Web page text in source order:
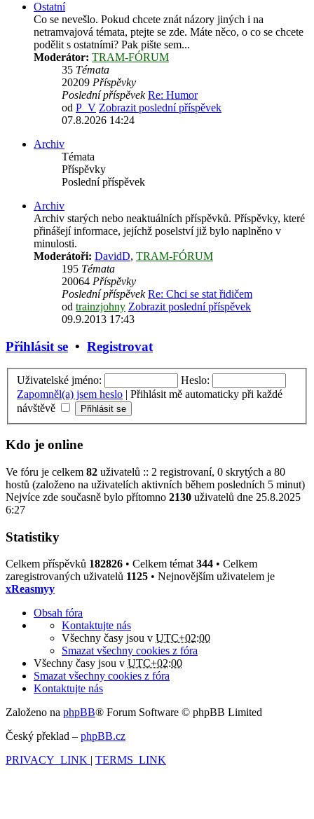
Ostatní
Co se nevešlo. Pokud chcete znát názory jiných i na
netramvajová témata, ptejte se zde. Máte něco, o co se chcete
podělit s ostatními? Pak pište sem...
Moderátor: TRAM-FÓRUM
35 Témata
20209 Příspěvky
Poslední příspěvek Re: Humor
od P_V Zobrazit poslední příspěvek
07.8.2026 14:24
Archiv
Témata
Příspěvky
Poslední příspěvek
Archiv
Archiv starých nebo neaktuálních příspěvků. Příspěvky, které
přinášejí informace, jejíchž poselství již bylo naplněno v
minulosti.
Moderátoři: DavidD, TRAM-FÓRUM
195 Témata
20064 Příspěvky
Poslední příspěvek Re: Chci se stat řidičem
od trainzjohny Zobrazit poslední příspěvek
09.9.2013 17:43
Přihlásit se • Registrovat
Uživatelské jméno:
Heslo:
Zapomněl(a) jsem heslo | Přihlásit mě automaticky při každé
návštěvě
Kdo je online
Ve fóru je celkem 82 uživatelů :: 2 registrovaní, 0 skrytých a 80
hostů (založeno na uživatelích aktivních během posledních 5 minut)
Nejvíce zde současně bylo přítomno 2130 uživatelů dne 25.8.2025
6:27
Statistiky
Celkem příspěvků 182826 • Celkem témat 344 • Celkem
zaregistrovaných uživatelů 1125 • Nejnovějším uživatelem je
xReasmyy
Obsah fóra
Kontaktujte nás
Všechny časy jsou v UTC+02:00
Smazat všechny cookies z fóra
Všechny časy jsou v UTC+02:00
Smazat všechny cookies z fóra
Kontaktujte nás
Založeno na phpBB® Forum Software © phpBB Limited
Český překlad – phpBB.cz
PRIVACY_LINK | TERMS_LINK